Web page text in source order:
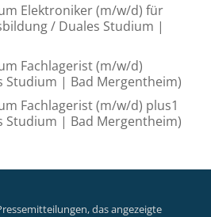
Elektroniker (m/w/d) für
/ Duales Studium |
Fachlagerist (m/w/d)
Studium | Bad Mergentheim)
Fachlagerist (m/w/d) plus1
Studium | Bad Mergentheim)
das angezeigte